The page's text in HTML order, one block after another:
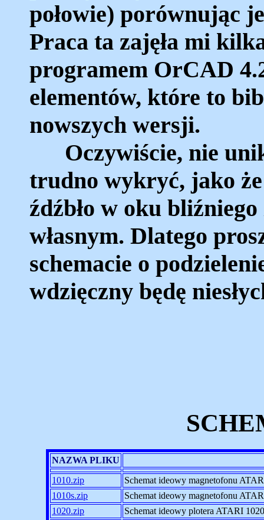
połowie) porównując
Praca ta zajęła mi
programem OrCAD
elementów, które to
nowszych wersji.
Oczywiście, nie
trudno wykryć, jako że
źdźbło w oku
własnym. Dlatego
schemacie o
wdzięczny będę
NAZWA PLIKU
1010.zip
Schemat ideowy magnetofonu
1010s.zip
Schemat ideowy magnetofonu
1020.zip
Schemat ideowy plotera ATARI 1020